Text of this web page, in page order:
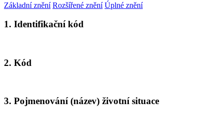
Základní znění Rozšířené znění Úplné znění
1. Identifikační kód
2. Kód
3. Pojmenování (název) životní situace